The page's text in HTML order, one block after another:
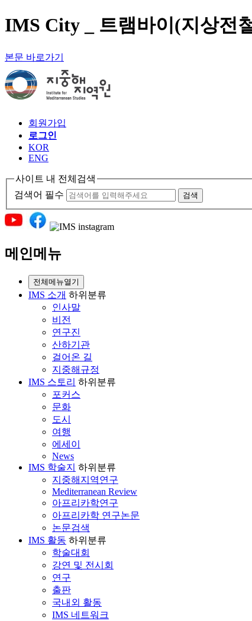
IMS City _ 트램바이(지상전
본문 바로가기
회원가입
로그인
KOR
ENG
사이트 내 전체검색
검색어 필수
검색
메인메뉴
전체메뉴열기
IMS 소개 하위분류
인사말
비전
연구진
산하기관
걸어온 길
지중해규정
IMS 스토리 하위분류
포커스
문화
도시
여행
에세이
News
IMS 학술지 하위분류
지중해지역연구
Mediterranean Review
아프리카학연구
아프리카학 연구논문
논문검색
IMS 활동 하위분류
학술대회
강연 및 전시회
연구
출판
국내외 활동
IMS 네트워크